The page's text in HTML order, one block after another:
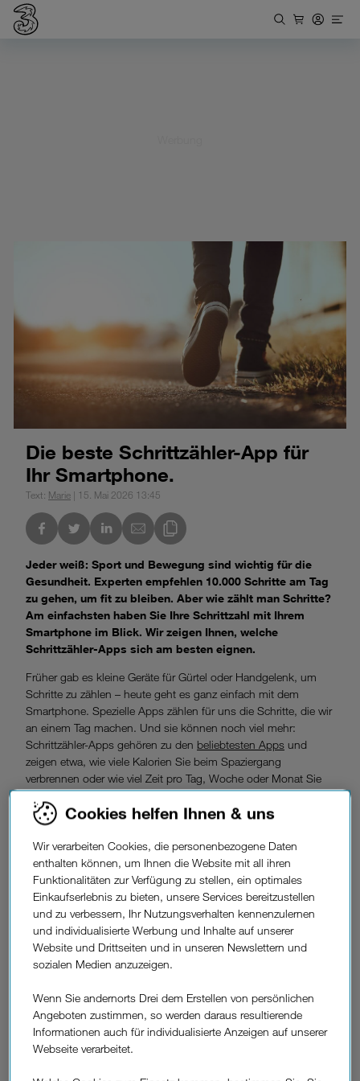
Die beste Schrittzähler-App für
Ihr Smartphone.
Text: Marie | 15. Mai 2026 13:45
Link des Blogs kopieren
Jeder weiß: Sport und Bewegung sind wichtig für die
Gesundheit. Experten empfehlen 10.000 Schritte am Tag
zu gehen, um fit zu bleiben. Aber wie zählt man Schritte?
Am einfachsten haben Sie Ihre Schrittzahl mit Ihrem
Smartphone im Blick. Wir zeigen Ihnen, welche
Schrittzähler-Apps sich am besten eignen.
Früher gab es kleine Geräte für Gürtel oder Handgelenk, um
Schritte zu zählen – heute geht es ganz einfach mit dem
Smartphone. Spezielle Apps zählen für uns die Schritte, die wir
an einem Tag machen. Und sie können noch viel mehr:
Schrittzähler-Apps gehören zu den beliebtesten Apps und
zeigen etwa, wie viele Kalorien Sie beim Spaziergang
verbrennen oder wie viel Zeit pro Tag, Woche oder Monat Sie
aktiv sind. Wir stellen Ihnen unsere fünf Lieblings-Apps zum
Schrittezählen vor.
Wiefunktionieren
Schrittzähler-Apps?
Schrittzähler-Apps für Smartphones agieren beeindruckend
genau: Jedes
Android-Smartphone oder iPhone
einen sogenannten
MEMS-Sensor
(mikroelektrisch-
mechanisches System). Dieser Sensor versteht, wenn sich Ihr
Smartphone nach links, rechts, unten oder vorn bewegt.
MEMS-Sensoren erkennen zum Beispiel, wenn Sie sich auf
einen Stuhl setzen, Treppen steigen – oder einen Schritt
gehen.
Spezielle Apps können mit Hilfe dieses Sensors Ihre Schritte
Cookies helfen Ihnen & uns
Wir verarbeiten Cookies, die personenbezogene Daten
enthalten können, um Ihnen die Website mit all ihren
Funktionalitäten zur Verfügung zu stellen, ein optimales
Einkaufserlebnis zu bieten, unsere Services bereitzustellen
und zu verbessern, Ihr Nutzungsverhalten kennenzulernen
und individualisierte Werbung und Inhalte auf unserer
Website und Drittseiten und in unseren Newslettern und
sozialen Medien anzuzeigen.
Wenn Sie andernorts Drei dem Erstellen von persönlichen
Angeboten zustimmen, so werden daraus resultierende
Informationen auch für individualisierte Anzeigen auf unserer
Webseite verarbeitet.